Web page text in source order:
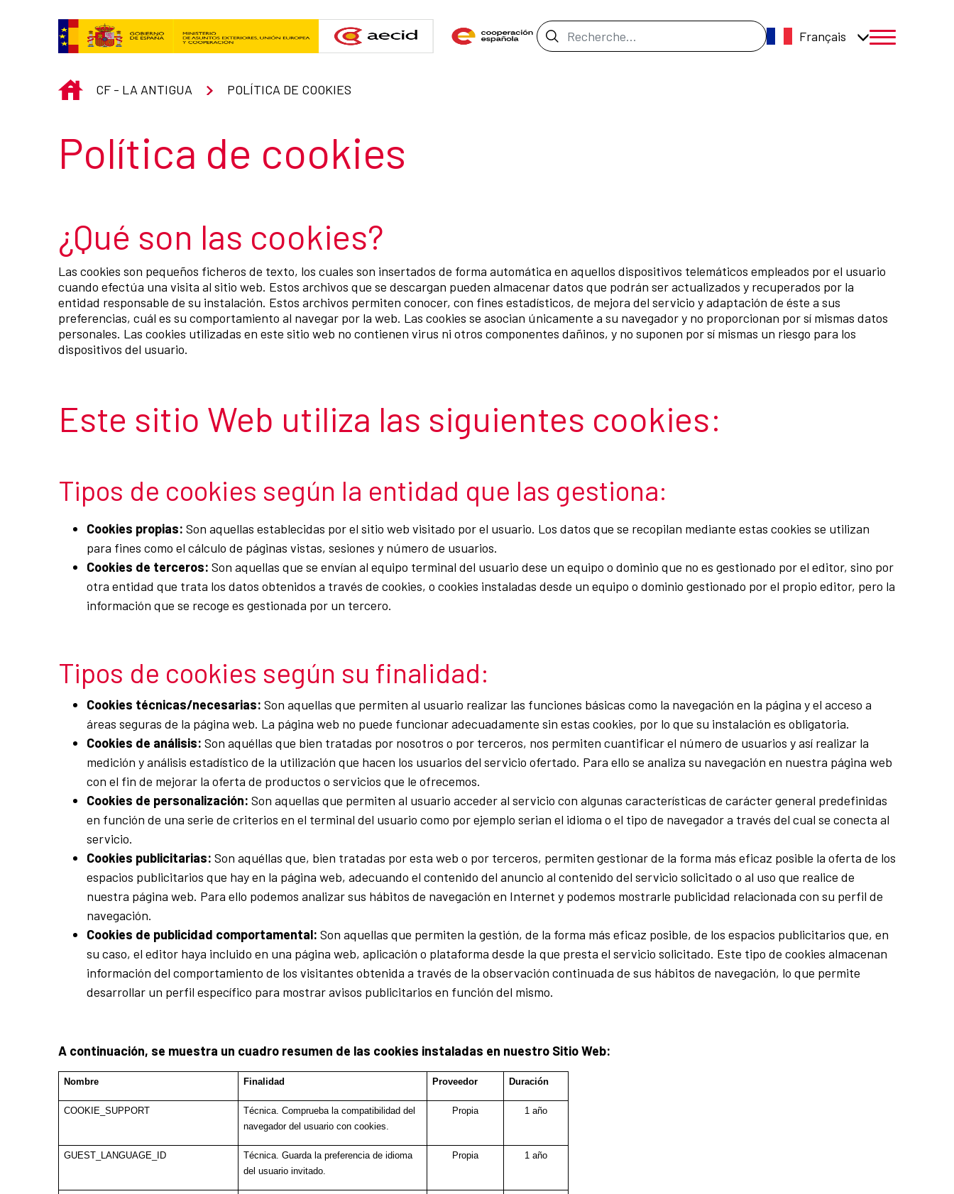
Barre de recherche Français
menú móvil
INICIO
CF - LA ANTIGUA POLÍTICA DE COOKIES
Título de la sección
Política de cookies
¿Qué son las cookies?
Las cookies son pequeños ficheros de texto, los cuales son insertados de forma automática en aquellos dispositivos telemáticos empleados por el usuario
cuando efectúa una visita al sitio web. Estos archivos que se descargan pueden almacenar datos que podrán ser actualizados y recuperados por la
entidad responsable de su instalación. Estos archivos permiten conocer, con fines estadísticos, de mejora del servicio y adaptación de éste a sus
preferencias, cuál es su comportamiento al navegar por la web. Las cookies se asocian únicamente a su navegador y no proporcionan por sí mismas datos
personales. Las cookies utilizadas en este sitio web no contienen virus ni otros componentes dañinos, y no suponen por sí mismas un riesgo para los
dispositivos del usuario.
Este sitio Web utiliza las siguientes cookies:
Tipos de cookies según la entidad que las gestiona:
Cookies propias: Son aquellas establecidas por el sitio web visitado por el usuario. Los datos que se recopilan mediante estas cookies se utilizan
para fines como el cálculo de páginas vistas, sesiones y número de usuarios.
Cookies de terceros: Son aquellas que se envían al equipo terminal del usuario dese un equipo o dominio que no es gestionado por el editor, sino por
otra entidad que trata los datos obtenidos a través de cookies, o cookies instaladas desde un equipo o dominio gestionado por el propio editor, pero la
información que se recoge es gestionada por un tercero.
Tipos de cookies según su finalidad:
Cookies técnicas/necesarias: Son aquellas que permiten al usuario realizar las funciones básicas como la navegación en la página y el acceso a
áreas seguras de la página web. La página web no puede funcionar adecuadamente sin estas cookies, por lo que su instalación es obligatoria.
Cookies de análisis: Son aquéllas que bien tratadas por nosotros o por terceros, nos permiten cuantificar el número de usuarios y así realizar la
medición y análisis estadístico de la utilización que hacen los usuarios del servicio ofertado. Para ello se analiza su navegación en nuestra página web
con el fin de mejorar la oferta de productos o servicios que le ofrecemos.
Cookies de personalización: Son aquellas que permiten al usuario acceder al servicio con algunas características de carácter general predefinidas
en función de una serie de criterios en el terminal del usuario como por ejemplo serian el idioma o el tipo de navegador a través del cual se conecta al
servicio.
Cookies publicitarias: Son aquéllas que, bien tratadas por esta web o por terceros, permiten gestionar de la forma más eficaz posible la oferta de los
espacios publicitarios que hay en la página web, adecuando el contenido del anuncio al contenido del servicio solicitado o al uso que realice de
nuestra página web. Para ello podemos analizar sus hábitos de navegación en Internet y podemos mostrarle publicidad relacionada con su perfil de
navegación.
Cookies de publicidad comportamental: Son aquellas que permiten la gestión, de la forma más eficaz posible, de los espacios publicitarios que, en
su caso, el editor haya incluido en una página web, aplicación o plataforma desde la que presta el servicio solicitado. Este tipo de cookies almacenan
información del comportamiento de los visitantes obtenida a través de la observación continuada de sus hábitos de navegación, lo que permite
desarrollar un perfil específico para mostrar avisos publicitarios en función del mismo.
A continuación, se muestra un cuadro resumen de las cookies instaladas en nuestro Sitio Web:​​​
Nombre Finalidad Proveedor Duración
COOKIE_SUPPORT
Técnica. Comprueba la compatibilidad del
navegador del usuario con cookies.
Propia 1 año
GUEST_LANGUAGE_ID
Técnica. Guarda la preferencia de idioma
del usuario invitado.
Propia 1 año